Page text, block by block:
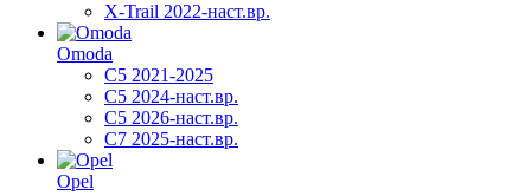
X-Trail 2022-наст.вр.
Omoda
C5 2021-2025
C5 2024-наст.вр.
C5 2026-наст.вр.
C7 2025-наст.вр.
Opel